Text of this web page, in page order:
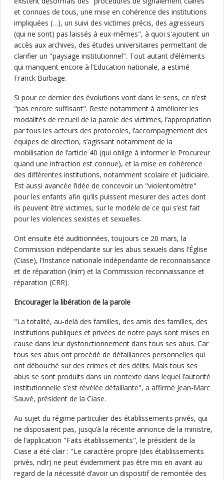
et connues de tous, une mise en cohérence des institutions
impliquées (…), un suivi des victimes précis, des agresseurs
(qui ne sont) pas laissés à eux-mêmes", à quoi s'ajoutent un
accès aux archives, des études universitaires permettant de
clarifier un "paysage institutionnel". Tout autant d’éléments
qui manquent encore à l’Education nationale, a estimé
Franck Burbage.
Si pour ce dernier des évolutions vont dans le sens, ce n’est
"pas encore suffisant". Reste notamment à améliorer les
modalités de recueil de la parole des victimes, l’appropriation
par tous les acteurs des protocoles, l’accompagnement des
équipes de direction, s’agissant notamment de la
mobilisation de l’article 40 (qui oblige à informer le Procureur
quand une infraction est connue), et la mise en cohérence
des différentes institutions, notamment scolaire et judiciaire.
Est aussi avancée l’idée de concevoir un "violentomètre"
pour les enfants afin qu’ils puissent mesurer des actes dont
ils peuvent être victimes, sur le modèle de ce qui s’est fait
pour les violences sexistes et sexuelles.
Ont ensuite été auditionnées, toujours ce 20 mars, la
Commission indépendante sur les abus sexuels dans l’Église
(Ciase), l’Instance nationale indépendante de reconnaissance
et de réparation (Inirr) et la Commission reconnaissance et
réparation (CRR).
Encourager la libération de la parole
"La totalité, au-delà des familles, des amis des familles, des
institutions publiques et privées de notre pays sont mises en
cause dans leur dysfonctionnement dans tous ses abus. Car
tous ses abus ont procédé de défaillances personnelles qui
ont débouché sur des crimes et des délits. Mais tous ses
abus se sont produits dans un contexte dans lequel l’autorité
institutionnelle s’est révélée défaillante", a affirmé Jean-Marc
Sauvé, président de la Ciase.
Au sujet du régime particulier des établissements privés, qui
ne disposaient pas, jusqu’à la récente annonce de la ministre,
de l’application "Faits établissements", le président de la
Ciase a été clair : "Le caractère propre (des établissements
privés, ndlr) ne peut évidemment pas être mis en avant au
regard de la nécessité d’avoir un dispositif de remontée des